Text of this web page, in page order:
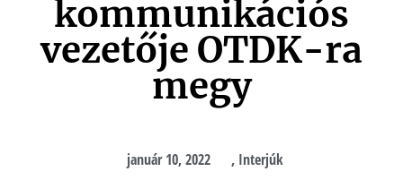
kommunikációs
vezetője OTDK-ra
megy
január 10, 2022 , Interjúk